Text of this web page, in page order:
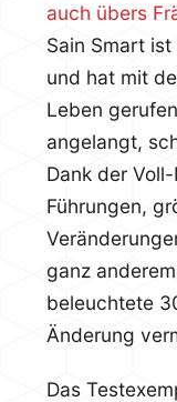
auch übers
Sain Smart
und hat mit
Leben
angelangt,
Dank der
Führungen,
ganz
beleuchtete
Änderung
Das